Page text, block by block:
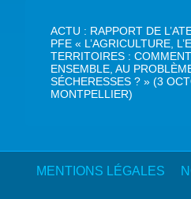
ACTU : RAPPORT DE
PFE « L’AGRICULTURE,
TERRITOIRES :
ENSEMBLE, AU
SÉCHERESSES ? » (3
MONTPELLIER)
MENTIONS LÉGALES